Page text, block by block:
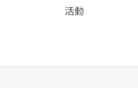
活動